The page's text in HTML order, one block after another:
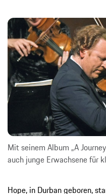
Mit seinem Album „A
auch junge Erwachsene für
Hope, in Durban geboren,